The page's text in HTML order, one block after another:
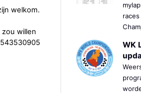
welkom.
willen
WK